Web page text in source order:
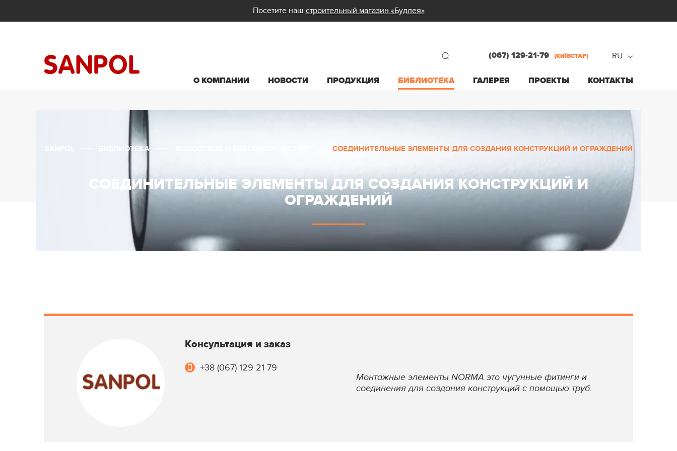
Посетите наш строительный магазин «Будлея»
О КОМПАНИИ НОВОСТИ ПРОДУКЦИЯ БИБЛИОТЕКА ГАЛЕРЕЯ ПРОЕКТЫ КОНТАКТЫ
(067) 129-21-79 (КИЇВСТАР)
RU
ua
СОЕДИНИТЕЛЬНЫЕ ЭЛЕМЕНТЫ ДЛЯ СОЗДАНИЯ КОНСТРУКЦИЙ И
ОГРАЖДЕНИЙ
БИБЛИОТЕКА СОЕДИНИТЕЛЬНЫЕ ЭЛЕМЕНТЫ ДЛЯ СОЗДАНИЯ КОНСТРУКЦИЙ И ОГРАЖДЕНИЙ
Консультация и заказ
+38 (067) 129 21 79
Монтажные элементы NORMA это чугунные фитинги и
соединения для создания конструкций с помощью труб.